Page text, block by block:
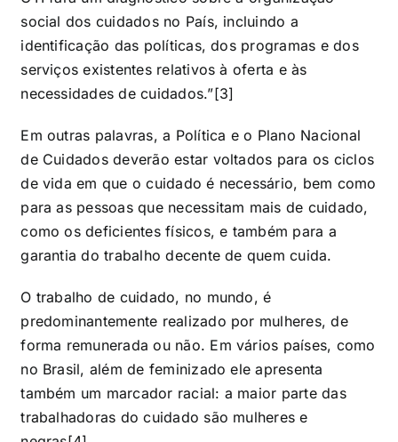
social dos cuidados no País, incluindo a
identificação das políticas, dos programas e dos
serviços existentes relativos à oferta e às
necessidades de cuidados.”[3]
Em outras palavras, a Política e o Plano Nacional
de Cuidados deverão estar voltados para os ciclos
de vida em que o cuidado é necessário, bem como
para as pessoas que necessitam mais de cuidado,
como os deficientes físicos, e também para a
garantia do trabalho decente de quem cuida.
O trabalho de cuidado, no mundo, é
predominantemente realizado por mulheres, de
forma remunerada ou não. Em vários países, como
no Brasil, além de feminizado ele apresenta
também um marcador racial: a maior parte das
trabalhadoras do cuidado são mulheres e